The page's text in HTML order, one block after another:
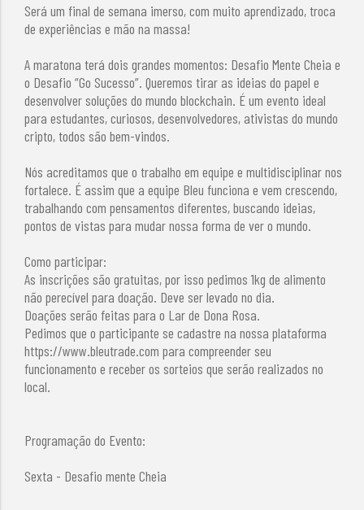
Será um final de semana imerso, com muito aprendizado, troca
de experiências e mão na massa!
A maratona terá dois grandes momentos: Desafio Mente Cheia e
o Desafio “Go Sucesso”. Queremos tirar as ideias do papel e
desenvolver soluções do mundo blockchain. É um evento ideal
para estudantes, curiosos, desenvolvedores, ativistas do mundo
cripto, todos são bem-vindos.
Nós acreditamos que o trabalho em equipe e multidisciplinar nos
fortalece. É assim que a equipe Bleu funciona e vem crescendo,
trabalhando com pensamentos diferentes, buscando ideias,
pontos de vistas para mudar nossa forma de ver o mundo.
Como participar:
As inscrições são gratuitas, por isso pedimos 1kg de alimento
não perecível para doação. Deve ser levado no dia.
Doações serão feitas para o Lar de Dona Rosa.
Pedimos que o participante se cadastre na nossa plataforma
https://www.bleutrade.com para compreender seu
funcionamento e receber os sorteios que serão realizados no
local.
Programação do Evento:
Sexta - Desafio mente Cheia